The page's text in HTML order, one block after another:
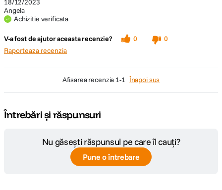
18/12/2023
Angela
Achizitie verificata
V-a fost de ajutor aceasta recenzie? 0
0
Raporteaza recenzia
afisarea recenzia 1-1 Înapoi sus
Întrebări și răspunsuri
Nu găsești răspunsul pe care îl cauți?
Pune o întrebare